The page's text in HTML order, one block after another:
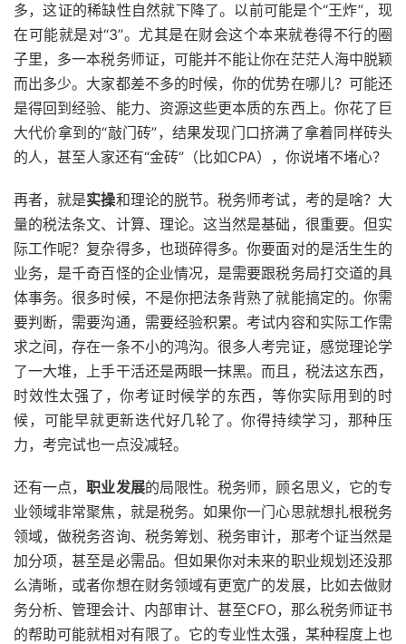
多，这证的稀缺性自然就下降了。以前可能是个“王炸”，现
在可能就是对“3”。尤其是在财会这个本来就卷得不行的圈
子里，多一本税务师证，可能并不能让你在茫茫人海中脱颖
而出多少。大家都差不多的时候，你的优势在哪儿？可能还
是得回到经验、能力、资源这些更本质的东西上。你花了巨
大代价拿到的“敲门砖”，结果发现门口挤满了拿着同样砖头
的人，甚至人家还有“金砖”（比如CPA），你说堵不堵心？
再者，就是实操和理论的脱节。税务师考试，考的是啥？大
量的税法条文、计算、理论。这当然是基础，很重要。但实
际工作呢？复杂得多，也琐碎得多。你要面对的是活生生的
业务，是千奇百怪的企业情况，是需要跟税务局打交道的具
体事务。很多时候，不是你把法条背熟了就能搞定的。你需
要判断，需要沟通，需要经验积累。考试内容和实际工作需
求之间，存在一条不小的鸿沟。很多人考完证，感觉理论学
了一大堆，上手干活还是两眼一抹黑。而且，税法这东西，
时效性太强了，你考证时候学的东西，等你实际用到的时
候，可能早就更新迭代好几轮了。你得持续学习，那种压
力，考完试也一点没减轻。
还有一点，职业发展的局限性。税务师，顾名思义，它的专
业领域非常聚焦，就是税务。如果你一门心思就想扎根税务
领域，做税务咨询、税务筹划、税务审计，那考个证当然是
加分项，甚至是必需品。但如果你对未来的职业规划还没那
么清晰，或者你想在财务领域有更宽广的发展，比如去做财
务分析、管理会计、内部审计、甚至CFO，那么税务师证书
的帮助可能就相对有限了。它的专业性太强，某种程度上也